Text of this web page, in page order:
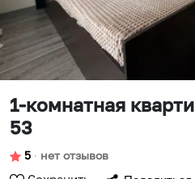
1-комнатная
53
5 ∙ нет отзывов